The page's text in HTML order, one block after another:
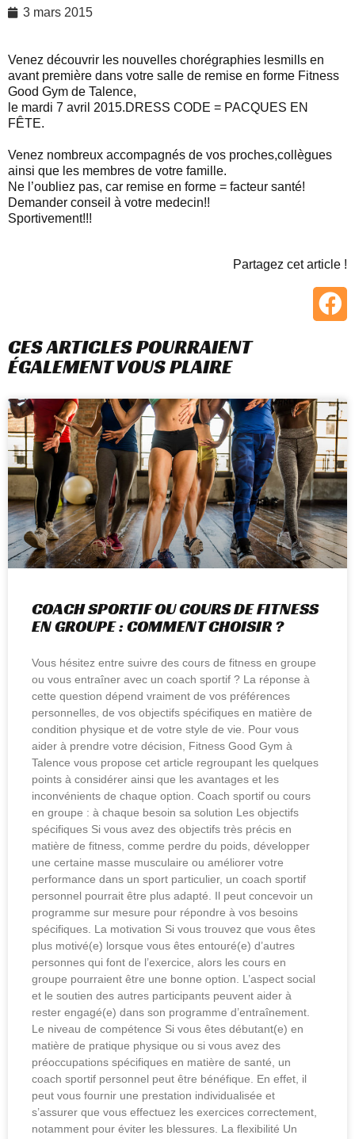
3 mars 2015
Venez découvrir les nouvelles chorégraphies lesmills en
avant première dans votre salle de remise en forme Fitness
Good Gym de Talence,
le mardi 7 avril 2015.DRESS CODE = PACQUES EN
FÊTE.
Venez nombreux accompagnés de vos proches,collègues
ainsi que les membres de votre famille.
Ne l’oubliez pas, car remise en forme = facteur santé!
Demander conseil à votre medecin!!
Sportivement!!!
Partagez cet article !
CES ARTICLES POURRAIENT
ÉGALEMENT VOUS PLAIRE
COACH SPORTIF OU COURS DE FITNESS
EN GROUPE : COMMENT CHOISIR ?
Vous hésitez entre suivre des cours de fitness en groupe
ou vous entraîner avec un coach sportif ? La réponse à
cette question dépend vraiment de vos préférences
personnelles, de vos objectifs spécifiques en matière de
condition physique et de votre style de vie. Pour vous
aider à prendre votre décision, Fitness Good Gym à
Talence vous propose cet article regroupant les quelques
points à considérer ainsi que les avantages et les
inconvénients de chaque option. Coach sportif ou cours
en groupe : à chaque besoin sa solution Les objectifs
spécifiques Si vous avez des objectifs très précis en
matière de fitness, comme perdre du poids, développer
une certaine masse musculaire ou améliorer votre
performance dans un sport particulier, un coach sportif
personnel pourrait être plus adapté. Il peut concevoir un
programme sur mesure pour répondre à vos besoins
spécifiques. La motivation Si vous trouvez que vous êtes
plus motivé(e) lorsque vous êtes entouré(e) d’autres
personnes qui font de l’exercice, alors les cours en
groupe pourraient être une bonne option. L’aspect social
et le soutien des autres participants peuvent aider à
rester engagé(e) dans son programme d’entraînement.
Le niveau de compétence Si vous êtes débutant(e) en
matière de pratique physique ou si vous avez des
préoccupations spécifiques en matière de santé, un
coach sportif personnel peut être bénéfique. En effet, il
peut vous fournir une prestation individualisée et
s’assurer que vous effectuez les exercices correctement,
notamment pour éviter les blessures. La flexibilité Un